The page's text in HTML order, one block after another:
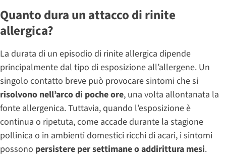
Quanto dura un attacco di rinite
allergica?
La durata di un episodio di rinite allergica dipende
principalmente dal tipo di esposizione all’allergene. Un
singolo contatto breve può provocare sintomi che si
risolvono nell’arco di poche ore, una volta allontanata la
fonte allergenica. Tuttavia, quando l’esposizione è
continua o ripetuta, come accade durante la stagione
pollinica o in ambienti domestici ricchi di acari, i sintomi
possono persistere per settimane o addirittura mesi.